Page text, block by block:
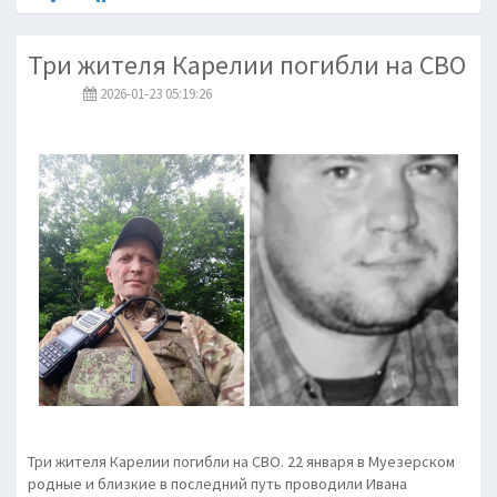
Три жителя Карелии погибли на СВО
2026-01-23 05:19:26
Три жителя Карелии погибли на СВО. 22 января в Муезерском
родные и близкие в последний путь проводили Ивана